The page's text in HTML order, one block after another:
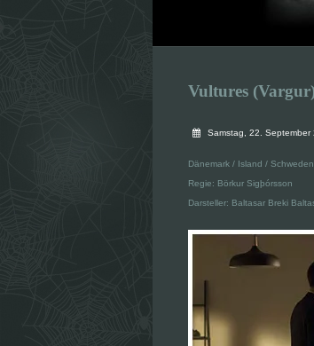
Vultures
Samstag, 22. September
Dänemark / Island /
Regie: Börkur Sigþórsson
Darsteller: Baltasar Breki